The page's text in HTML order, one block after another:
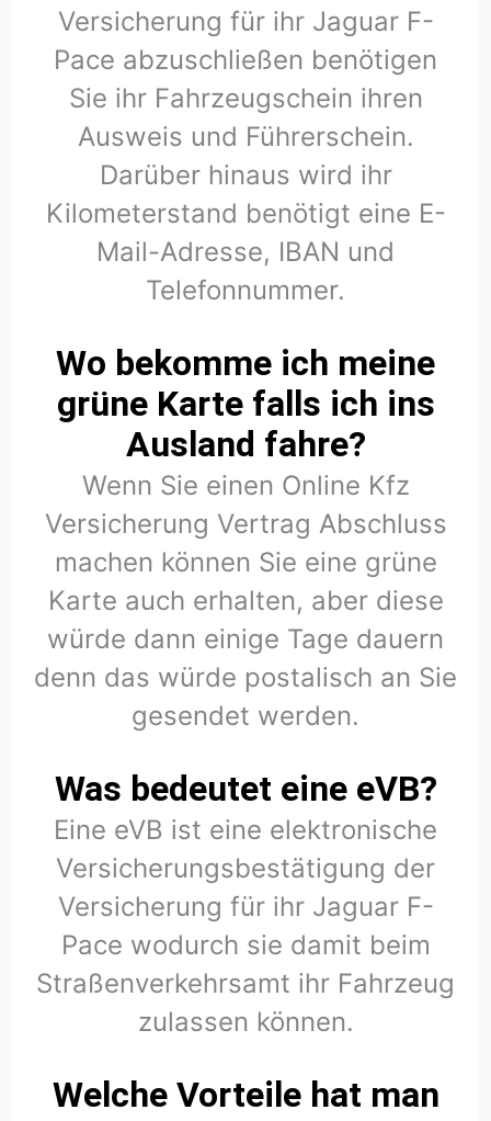
Versicherung für ihr Jaguar F-
Pace abzuschließen benötigen
Sie ihr Fahrzeugschein ihren
Ausweis und Führerschein.
Darüber hinaus wird ihr
Kilometerstand benötigt eine E-
Mail-Adresse, IBAN und
Telefonnummer.
Wo bekomme ich meine
grüne Karte falls ich ins
Ausland fahre?
Wenn Sie einen Online Kfz
Versicherung Vertrag Abschluss
machen können Sie eine grüne
Karte auch erhalten, aber diese
würde dann einige Tage dauern
denn das würde postalisch an Sie
gesendet werden.
Was bedeutet eine eVB?
Eine eVB ist eine elektronische
Versicherungsbestätigung der
Versicherung für ihr Jaguar F-
Pace wodurch sie damit beim
Straßenverkehrsamt ihr Fahrzeug
zulassen können.
Welche Vorteile hat man